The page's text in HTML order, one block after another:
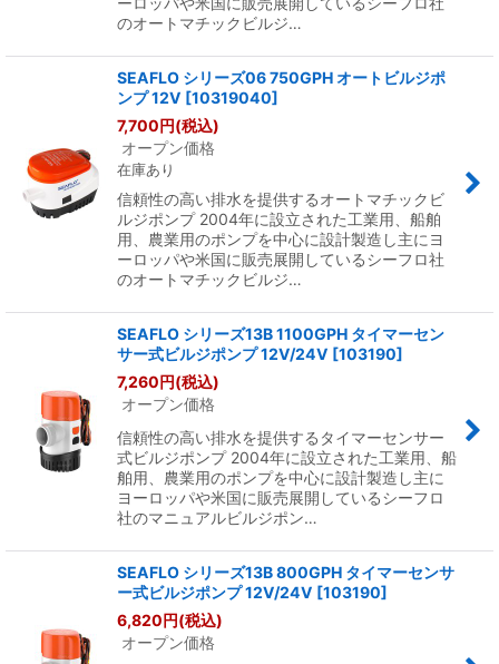
のオートマチックビルジ…
SEAFLO シリーズ06 750GPH オートビルジポ
ンプ 12V [10319040]
7,700円(税込)
オープン価格
在庫あり
信頼性の高い排水を提供するオートマチックビ
ルジポンプ 2004年に設立された工業用、船舶
用、農業用のポンプを中心に設計製造し主にヨ
ーロッパや米国に販売展開しているシーフロ社
のオートマチックビルジ…
SEAFLO シリーズ13B 1100GPH タイマーセン
サー式ビルジポンプ 12V/24V [103190]
7,260円(税込)
オープン価格
信頼性の高い排水を提供するタイマーセンサー
式ビルジポンプ 2004年に設立された工業用、船
舶用、農業用のポンプを中心に設計製造し主に
ヨーロッパや米国に販売展開しているシーフロ
社のマニュアルビルジポン…
SEAFLO シリーズ13B 800GPH タイマーセンサ
ー式ビルジポンプ 12V/24V [103190]
6,820円(税込)
オープン価格